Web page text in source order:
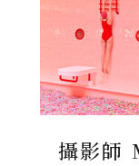
攝影師